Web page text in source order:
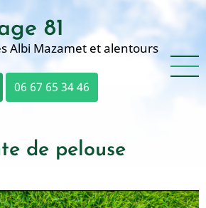
81
Albi Mazamet et alentours
06 67 65 34 46
de pelouse